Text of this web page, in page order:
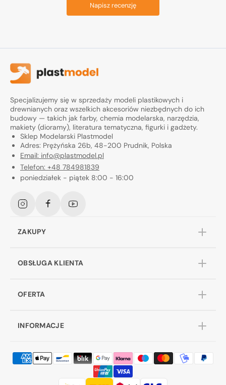
Napisz recenzję
Specjalizujemy się w sprzedaży modeli plastikowych i
drewnianych oraz wszelkich akcesoriów niezbędnych do ich
budowy — takich jak farby, chemia modelarska, narzędzia,
makiety (dioramy), literatura tematyczna, figurki i gadżety.
Sklep Modelarski Plastmodel
Adres: Prężyńska 26b, 48-200 Prudnik, Polska
Email: info@plastmodel.pl
Telefon: +48 784981839
poniedziałek - piątek 8:00 - 16:00
InstagramFacebookYouTube
ZAKUPY
OBSŁUGA KLIENTA
OFERTA
INFORMACJE